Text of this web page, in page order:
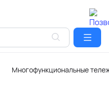
Многофункциональные